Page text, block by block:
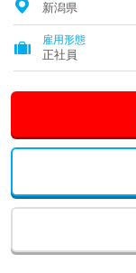
新潟県
雇用形態
正社員